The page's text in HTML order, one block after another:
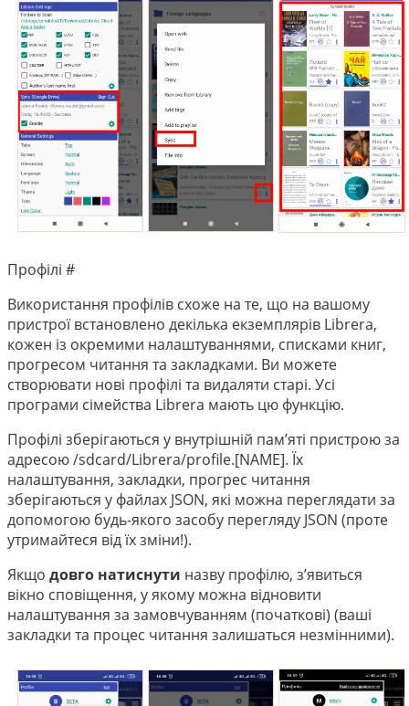
Профілі #
Використання профілів схоже на те, що на вашому
пристрої встановлено декілька екземплярів Librera,
кожен із окремими налаштуваннями, списками книг,
прогресом читання та закладками. Ви можете
створювати нові профілі та видаляти старі. Усі
програми сімейства Librera мають цю функцію.
Профілі зберігаються у внутрішній пам’яті пристрою за
адресою /sdcard/Librera/profile.[NAME]. Їх
налаштування, закладки, прогрес читання
зберігаються у файлах JSON, які можна переглядати за
допомогою будь-якого засобу перегляду JSON (проте
утримайтеся від їх зміни!).
Якщо довго натиснути назву профілю, з’явиться
вікно сповіщення, у якому можна відновити
налаштування за замовчуванням (початкові) (ваші
закладки та процес читання залишаться незмінними).